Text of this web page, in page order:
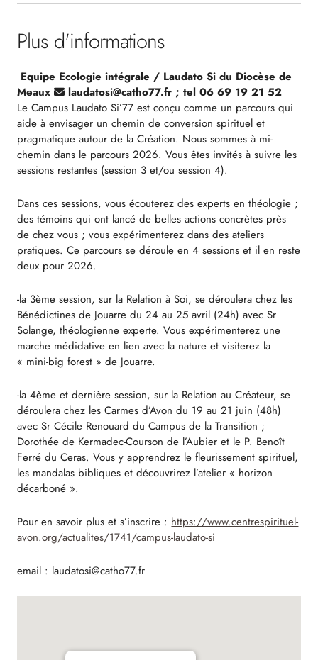
Plus d'informations
Equipe Ecologie intégrale / Laudato Si du Diocèse de
Meaux
laudatosi@catho77.fr ; tel 06 69 19 21 52
Le Campus Laudato Si’77 est conçu comme un parcours qui
aide à envisager un chemin de conversion spirituel et
pragmatique autour de la Création. Nous sommes à mi-
chemin dans le parcours 2026. Vous êtes invités à suivre les
sessions restantes (session 3 et/ou session 4).
Dans ces sessions, vous écouterez des experts en théologie ;
des témoins qui ont lancé de belles actions concrètes près
de chez vous ; vous expérimenterez dans des ateliers
pratiques. Ce parcours se déroule en 4 sessions et il en reste
deux pour 2026.
-la 3ème session, sur la Relation à Soi, se déroulera chez les
Bénédictines de Jouarre du 24 au 25 avril (24h) avec Sr
Solange, théologienne experte. Vous expérimenterez une
marche médidative en lien avec la nature et visiterez la
« mini-big forest » de Jouarre.
-la 4ème et dernière session, sur la Relation au Créateur, se
déroulera chez les Carmes d’Avon du 19 au 21 juin (48h)
avec Sr Cécile Renouard du Campus de la Transition ;
Dorothée de Kermadec-Courson de l’Aubier et le P. Benoît
Ferré du Ceras. Vous y apprendrez le fleurissement spirituel,
les mandalas bibliques et découvrirez l’atelier « horizon
décarboné ».
Pour en savoir plus et s’inscrire : https://www.centrespirituel-
avon.org/actualites/1741/campus-laudato-si
email : laudatosi@catho77.fr